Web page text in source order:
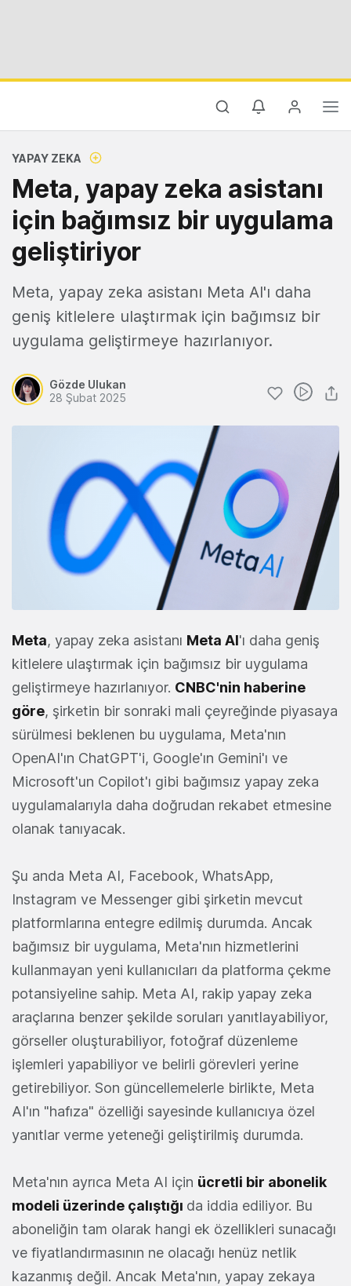
YAPAY ZEKA
Meta, yapay zeka asistanı
için bağımsız bir uygulama
geliştiriyor
Meta, yapay zeka asistanı Meta AI'ı daha
geniş kitlelere ulaştırmak için bağımsız bir
uygulama geliştirmeye hazırlanıyor.
Gözde Ulukan
28 Şubat 2025
Meta, yapay zeka asistanı Meta AI'ı daha geniş
kitlelere ulaştırmak için bağımsız bir uygulama
geliştirmeye hazırlanıyor. CNBC'nin haberine
göre, şirketin bir sonraki mali çeyreğinde piyasaya
sürülmesi beklenen bu uygulama, Meta'nın
OpenAI'ın ChatGPT'i, Google'ın Gemini'ı ve
Microsoft'un Copilot'ı gibi bağımsız yapay zeka
uygulamalarıyla daha doğrudan rekabet etmesine
olanak tanıyacak.
Şu anda Meta AI, Facebook, WhatsApp,
Instagram ve Messenger gibi şirketin mevcut
platformlarına entegre edilmiş durumda. Ancak
bağımsız bir uygulama, Meta'nın hizmetlerini
kullanmayan yeni kullanıcıları da platforma çekme
potansiyeline sahip. Meta AI, rakip yapay zeka
araçlarına benzer şekilde soruları yanıtlayabiliyor,
görseller oluşturabiliyor, fotoğraf düzenleme
işlemleri yapabiliyor ve belirli görevleri yerine
getirebiliyor. Son güncellemelerle birlikte, Meta
AI'ın "hafıza" özelliği sayesinde kullanıcıya özel
yanıtlar verme yeteneği geliştirilmiş durumda.
Meta'nın ayrıca Meta AI için ücretli bir abonelik
modeli üzerinde çalıştığı da iddia ediliyor. Bu
aboneliğin tam olarak hangi ek özellikleri sunacağı
ve fiyatlandırmasının ne olacağı henüz netlik
kazanmış değil. Ancak Meta'nın, yapay zekaya